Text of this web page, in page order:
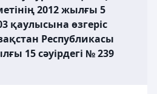
2012 жылғы 5
қаулысына өзгеріс
Республикасы
15 сәуірдегі № 239